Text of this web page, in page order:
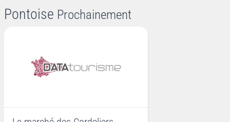
Pontoise Prochainement